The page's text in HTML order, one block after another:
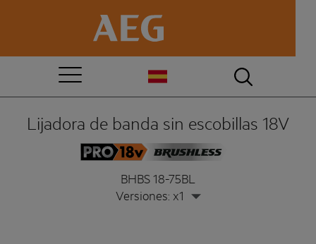
Lijadora de banda sin escobillas 18V
BHBS 18-75BL
Versiones: x1